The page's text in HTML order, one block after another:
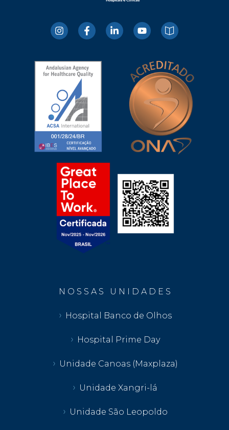
N O S S A S U N I D A D E S
Hospital Banco de Olhos
Hospital Prime Day
Unidade Canoas (Maxplaza)
Unidade Xangri-lá
Unidade São Leopoldo